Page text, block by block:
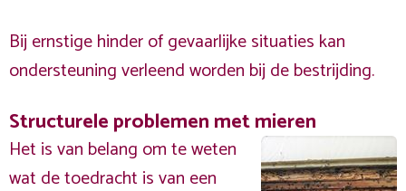
Bij ernstige hinder of gevaarlijke situaties kan
ondersteuning verleend worden bij de bestrijding.
Structurele problemen met mieren
Het is van belang om te weten
wat de toedracht is van een